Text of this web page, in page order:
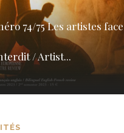
74/75 Les artistes face
/ Artist...